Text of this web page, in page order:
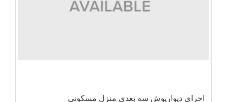
اجرای دیوارپوش سه بعدی منزل مسکونی